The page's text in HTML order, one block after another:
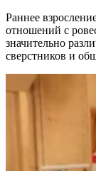
Раннее
отношений с
значительно
сверстников и